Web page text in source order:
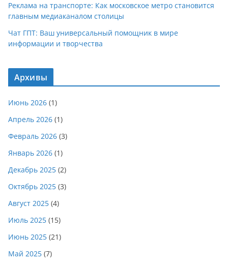
Реклама на транспорте: Как московское метро становится
главным медиаканалом столицы
Чат ГПТ: Ваш универсальный помощник в мире
информации и творчества
Архивы
Июнь 2026 (1)
Апрель 2026 (1)
Февраль 2026 (3)
Январь 2026 (1)
Декабрь 2025 (2)
Октябрь 2025 (3)
Август 2025 (4)
Июль 2025 (15)
Июнь 2025 (21)
Май 2025 (7)